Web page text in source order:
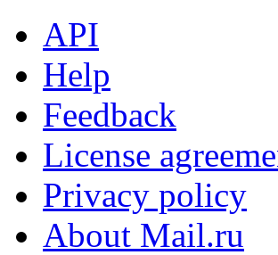
API
Help
Feedback
License
Privacy policy
About Mail.ru